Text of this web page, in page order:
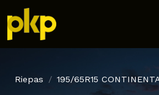
Riepas 195/65R15